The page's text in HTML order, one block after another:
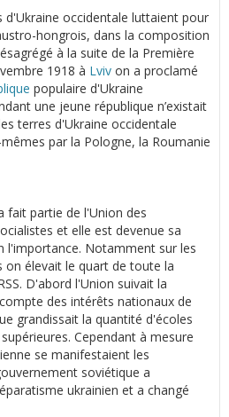
d'Ukraine occidentale luttaient pour
hongrois, dans la composition
à la suite de la Première
1918 à Lviv on a proclamé
populaire d'Ukraine
une jeune république n’existait
terres d'Ukraine occidentale
par la Pologne, la Roumanie
fait partie de l'Union des
et elle est devenue sa
l'importance. Notamment sur les
on élevait le quart de toute la
D'abord l'Union suivait la
des intérêts nationaux de
grandissait la quantité d'écoles
Cependant à mesure
se manifestaient les
soviétique a
ukrainien et a changé